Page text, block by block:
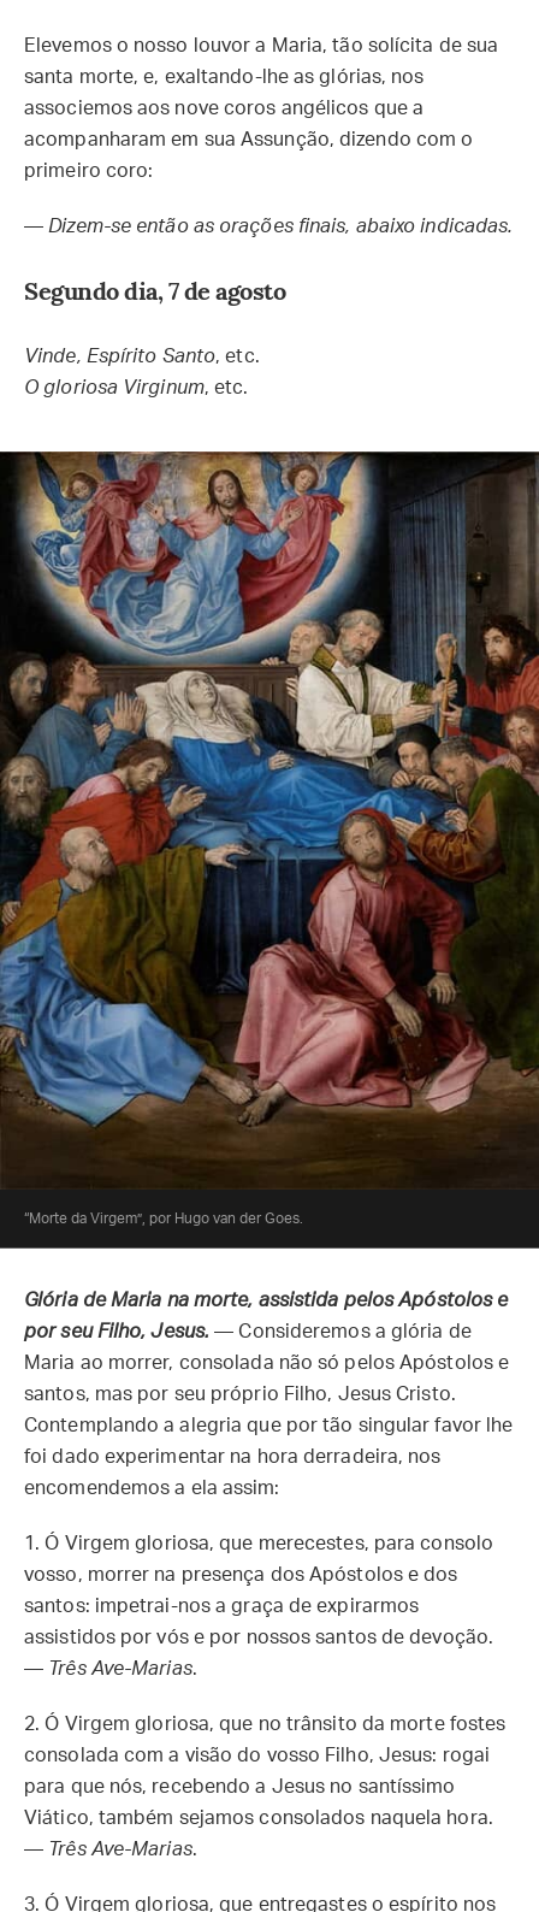
Elevemos o nosso louvor a Maria, tão solícita de sua
santa morte, e, exaltando-lhe as glórias, nos
associemos aos nove coros angélicos que a
acompanharam em sua Assunção, dizendo com o
primeiro coro:
— Dizem-se então as orações finais, abaixo indicadas.
Segundo dia, 7 de agosto
Vinde, Espírito Santo, etc.
O gloriosa Virginum, etc.
“Morte da Virgem”, por Hugo van der Goes.
Glória de Maria na morte, assistida pelos Apóstolos e
por seu Filho, Jesus. — Consideremos a glória de
Maria ao morrer, consolada não só pelos Apóstolos e
santos, mas por seu próprio Filho, Jesus Cristo.
Contemplando a alegria que por tão singular favor lhe
foi dado experimentar na hora derradeira, nos
encomendemos a ela assim:
1. Ó Virgem gloriosa, que merecestes, para consolo
vosso, morrer na presença dos Apóstolos e dos
santos: impetrai-nos a graça de expirarmos
assistidos por vós e por nossos santos de devoção.
— Três Ave-Marias.
2. Ó Virgem gloriosa, que no trânsito da morte fostes
consolada com a visão do vosso Filho, Jesus: rogai
para que nós, recebendo a Jesus no santíssimo
Viático, também sejamos consolados naquela hora.
— Três Ave-Marias.
3. Ó Virgem gloriosa, que entregastes o espírito nos